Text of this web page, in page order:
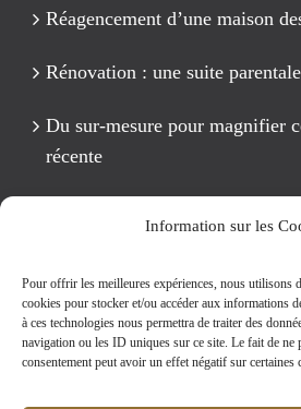
Information sur les
Pour offrir les meilleures expériences, nous utilisons
cookies pour stocker et/ou accéder aux informations
à ces technologies nous permettra de traiter des
navigation ou les ID uniques sur ce site. Le fait de ne
consentement peut avoir un effet négatif sur certaines
Réagencement d’une maison
Rénovation : une suite
Du sur-mesure pour magnifier
récente
Rechercher: